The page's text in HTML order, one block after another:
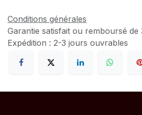
Conditions générales
Garantie satisfait ou remboursé de
Expédition : 2-3 jours ouvrables